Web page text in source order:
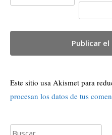
Este sitio usa Akismet para
procesan los datos de tus
Buscar: